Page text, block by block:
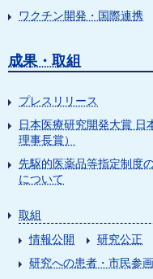
ワクチン開発・国際連携
成果・取組
プレスリリース
日本医療研究開発大賞 日
理事長賞）
先駆的医薬品等指定制度
について
取組
情報公開
研究公正
研究への患者・市民参画